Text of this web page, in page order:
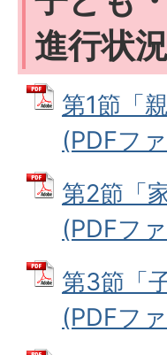
進行状
第1節「
(PDFフ
第2節「
(PDFフ
第3節「
(PDFフ